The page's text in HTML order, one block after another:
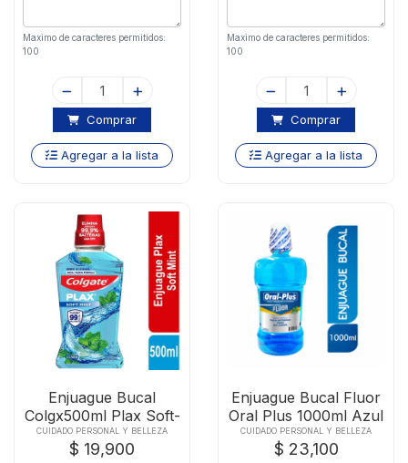
Maximo de caracteres permitidos:
100
Comprar
Agregar a la lista
Maximo de caracteres permitidos:
100
Comprar
Agregar a la lista
Enjuague Bucal
Colgx500ml Plax Soft-
13095
CUIDADO PERSONAL Y BELLEZA
$ 19,900
Enjuague Bucal Fluor
Oral Plus 1000ml Azul
CUIDADO PERSONAL Y BELLEZA
$ 23,100